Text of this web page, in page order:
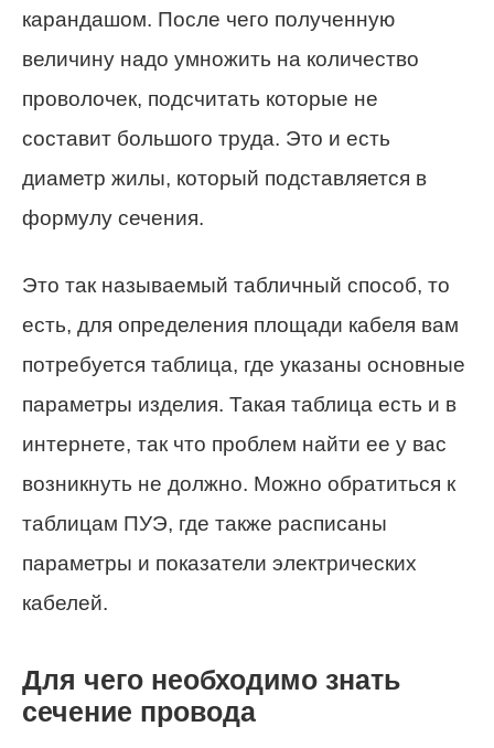
карандашом. После чего полученную
величину надо умножить на количество
проволочек, подсчитать которые не
составит большого труда. Это и есть
диаметр жилы, который подставляется в
формулу сечения.
Это так называемый табличный способ, то
есть, для определения площади кабеля вам
потребуется таблица, где указаны основные
параметры изделия. Такая таблица есть и в
интернете, так что проблем найти ее у вас
возникнуть не должно. Можно обратиться к
таблицам ПУЭ, где также расписаны
параметры и показатели электрических
кабелей.
Для чего необходимо знать
сечение провода